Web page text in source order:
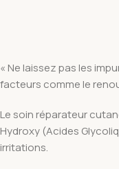
« Ne laissez pas les
facteurs comme le
Le soin réparateur
Hydroxy (Acides
irritations.